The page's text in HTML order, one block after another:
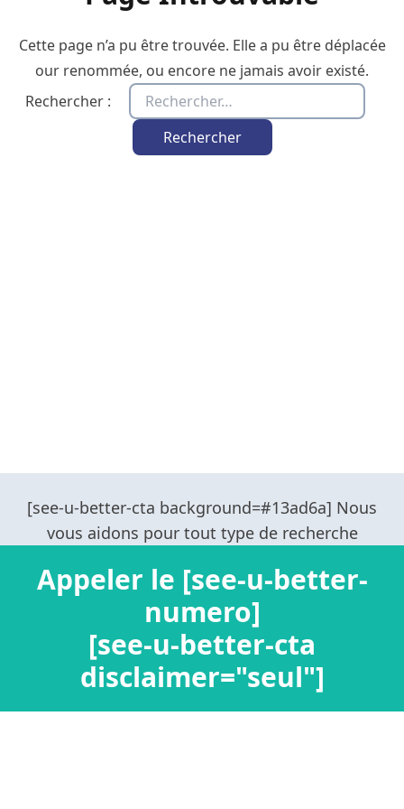
Cette page n’a pu être trouvée. Elle a pu être déplacée
our renommée, ou encore ne jamais avoir existé.
Rechercher :
Appeler le [see-u-better-
numero]
[see-u-better-cta
disclaimer="seul"]